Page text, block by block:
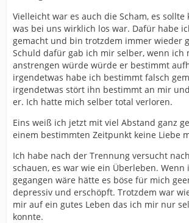
Vielleicht war es auch die Scham, es
was bei uns wirklich los war. Dafür habe
gemacht und bin trotzdem immer wieder
Schuld dafür gab ich mir selber, wenn ich
anstrengen würde würde er bestimmt
irgendetwas habe ich bestimmt falsch
irgendetwas stört ihn bestimmt an mir
er. Ich hatte mich selber total verloren.
Eins weiß ich jetzt mit viel Abstand ganz
einem bestimmten Zeitpunkt keine Liebe
Ich habe nach der Trennung versucht
schauen, es war wie ein Überleben. Wenn
gegangen wäre hätte es böse für mich
depressiv und erschöpft. Trotzdem war
mir auf ein gutes Leben das ich mir nur
konnte.